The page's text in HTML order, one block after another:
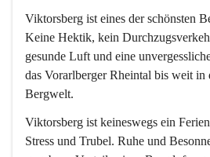
Viktorsberg ist eines der schönsten
Keine Hektik, kein
gesunde Luft und eine
das Vorarlberger Rheintal bis weit in
Bergwelt.
Viktorsberg ist keineswegs ein
Stress und Trubel. Ruhe und